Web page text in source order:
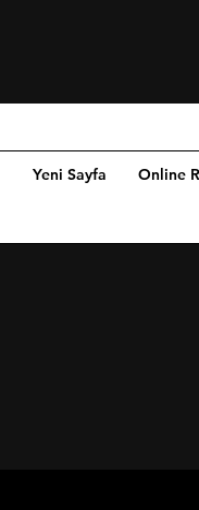
Yeni Sayfa Online